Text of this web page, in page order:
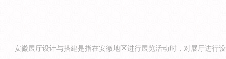
安徽展厅设计与搭建是指在安徽地区进行展览活动时，对展厅进行